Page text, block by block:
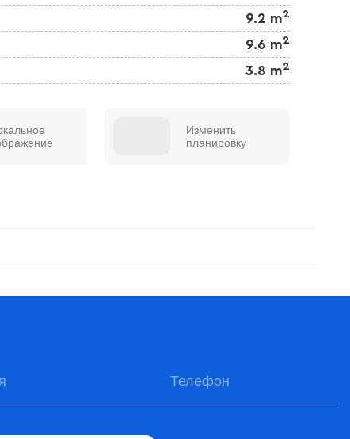
9.2 m2
9.6 m2
3.8 m2
Изменить
планировку